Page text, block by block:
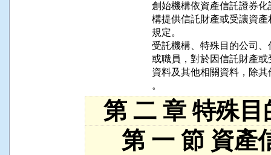
創始機構依資產信託證券
構提供信託財產或受讓資
規定。
受託機構、特殊目的公司
或職員，對於因信託財產
資料及其他相關資料，除
。
第 二 章 特殊目
第 一 節 資產